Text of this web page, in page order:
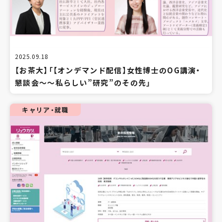
2025.09.18
【お茶大】「【オンデマンド配信】女性博士のOG講演・
懇談会～～私らしい”研究”のその先」
キャリア・就職